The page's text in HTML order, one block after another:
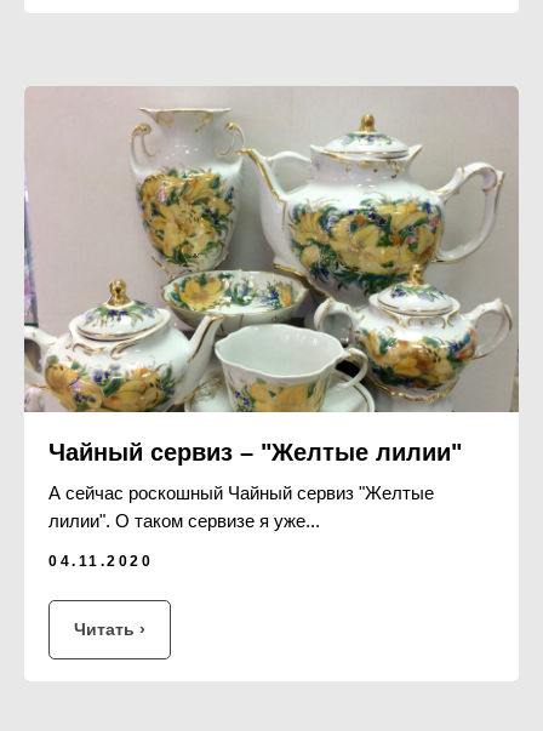
Чайный сервиз – "Желтые лилии"
А сейчас роскошный Чайный сервиз "Желтые
лилии". О таком сервизе я уже...
04.11.2020
Читать ›